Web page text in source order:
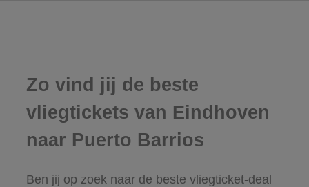
Zo vind jij de beste
vliegtickets van Eindhoven
naar Puerto Barrios
Ben jij op zoek naar de beste vliegticket-deal